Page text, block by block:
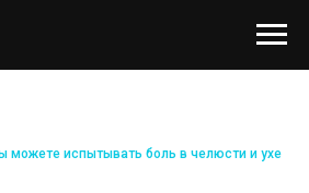
можете испытывать боль в челюсти и ухе